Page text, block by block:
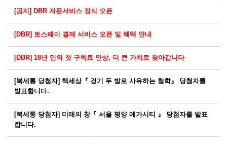
[공지] DBR 자문서비스 정식 오픈
[DBR] 토스페이 결제 서비스 오픈 및 혜택 안내
[DBR] 18년 만의 첫 구독료 인상, 더 큰 가치로 찾아갑니다
[북세통 당첨자] 책세상『 걷기 두 발로 사유하는 철학』 당첨자를
발표합니다.
[북세통 당첨자] 미래의 창『 서울 평양 메가시티 』 당첨자를 발표
합니다.